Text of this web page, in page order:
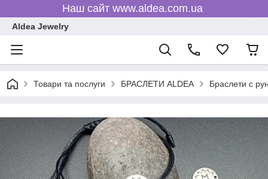
Наш сайт www.aldea.com.ua
Aldea Jewelry
Товари та послуги БРАСЛЕТИ ALDEA Браслети c